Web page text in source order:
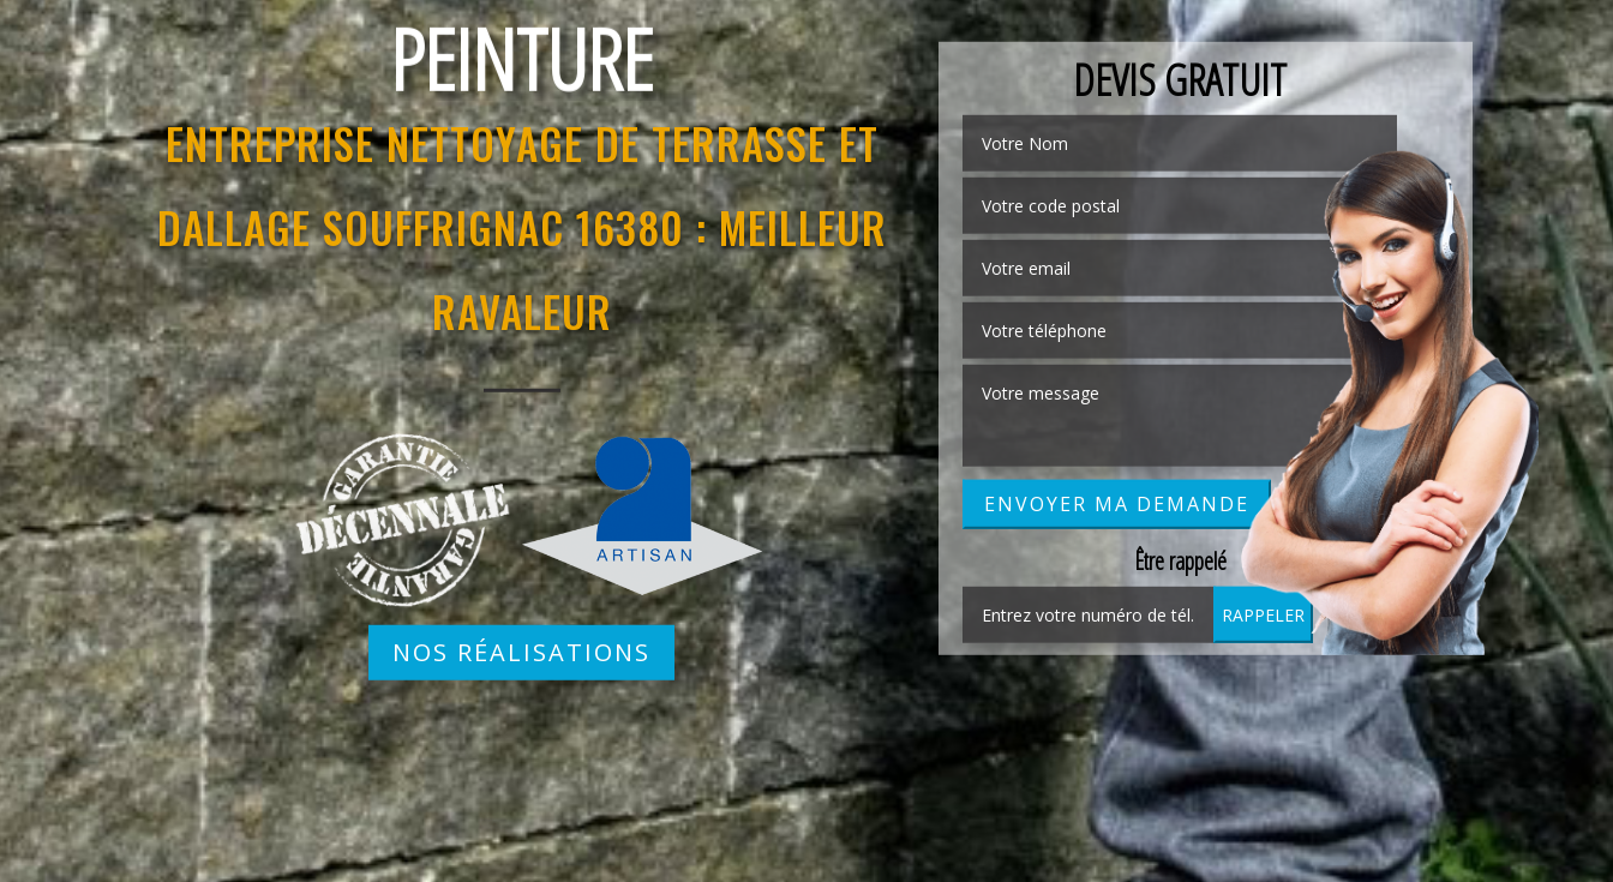
RAVALEMENT
ENTREPRISE NETTOYAGE DE TERRASSE ET
DALLAGE SOUFFRIGNAC 16380 : MEILLEUR
RAVALEUR
NOS RÉALISATIONS
DEVIS GRATUIT
Être rappelé